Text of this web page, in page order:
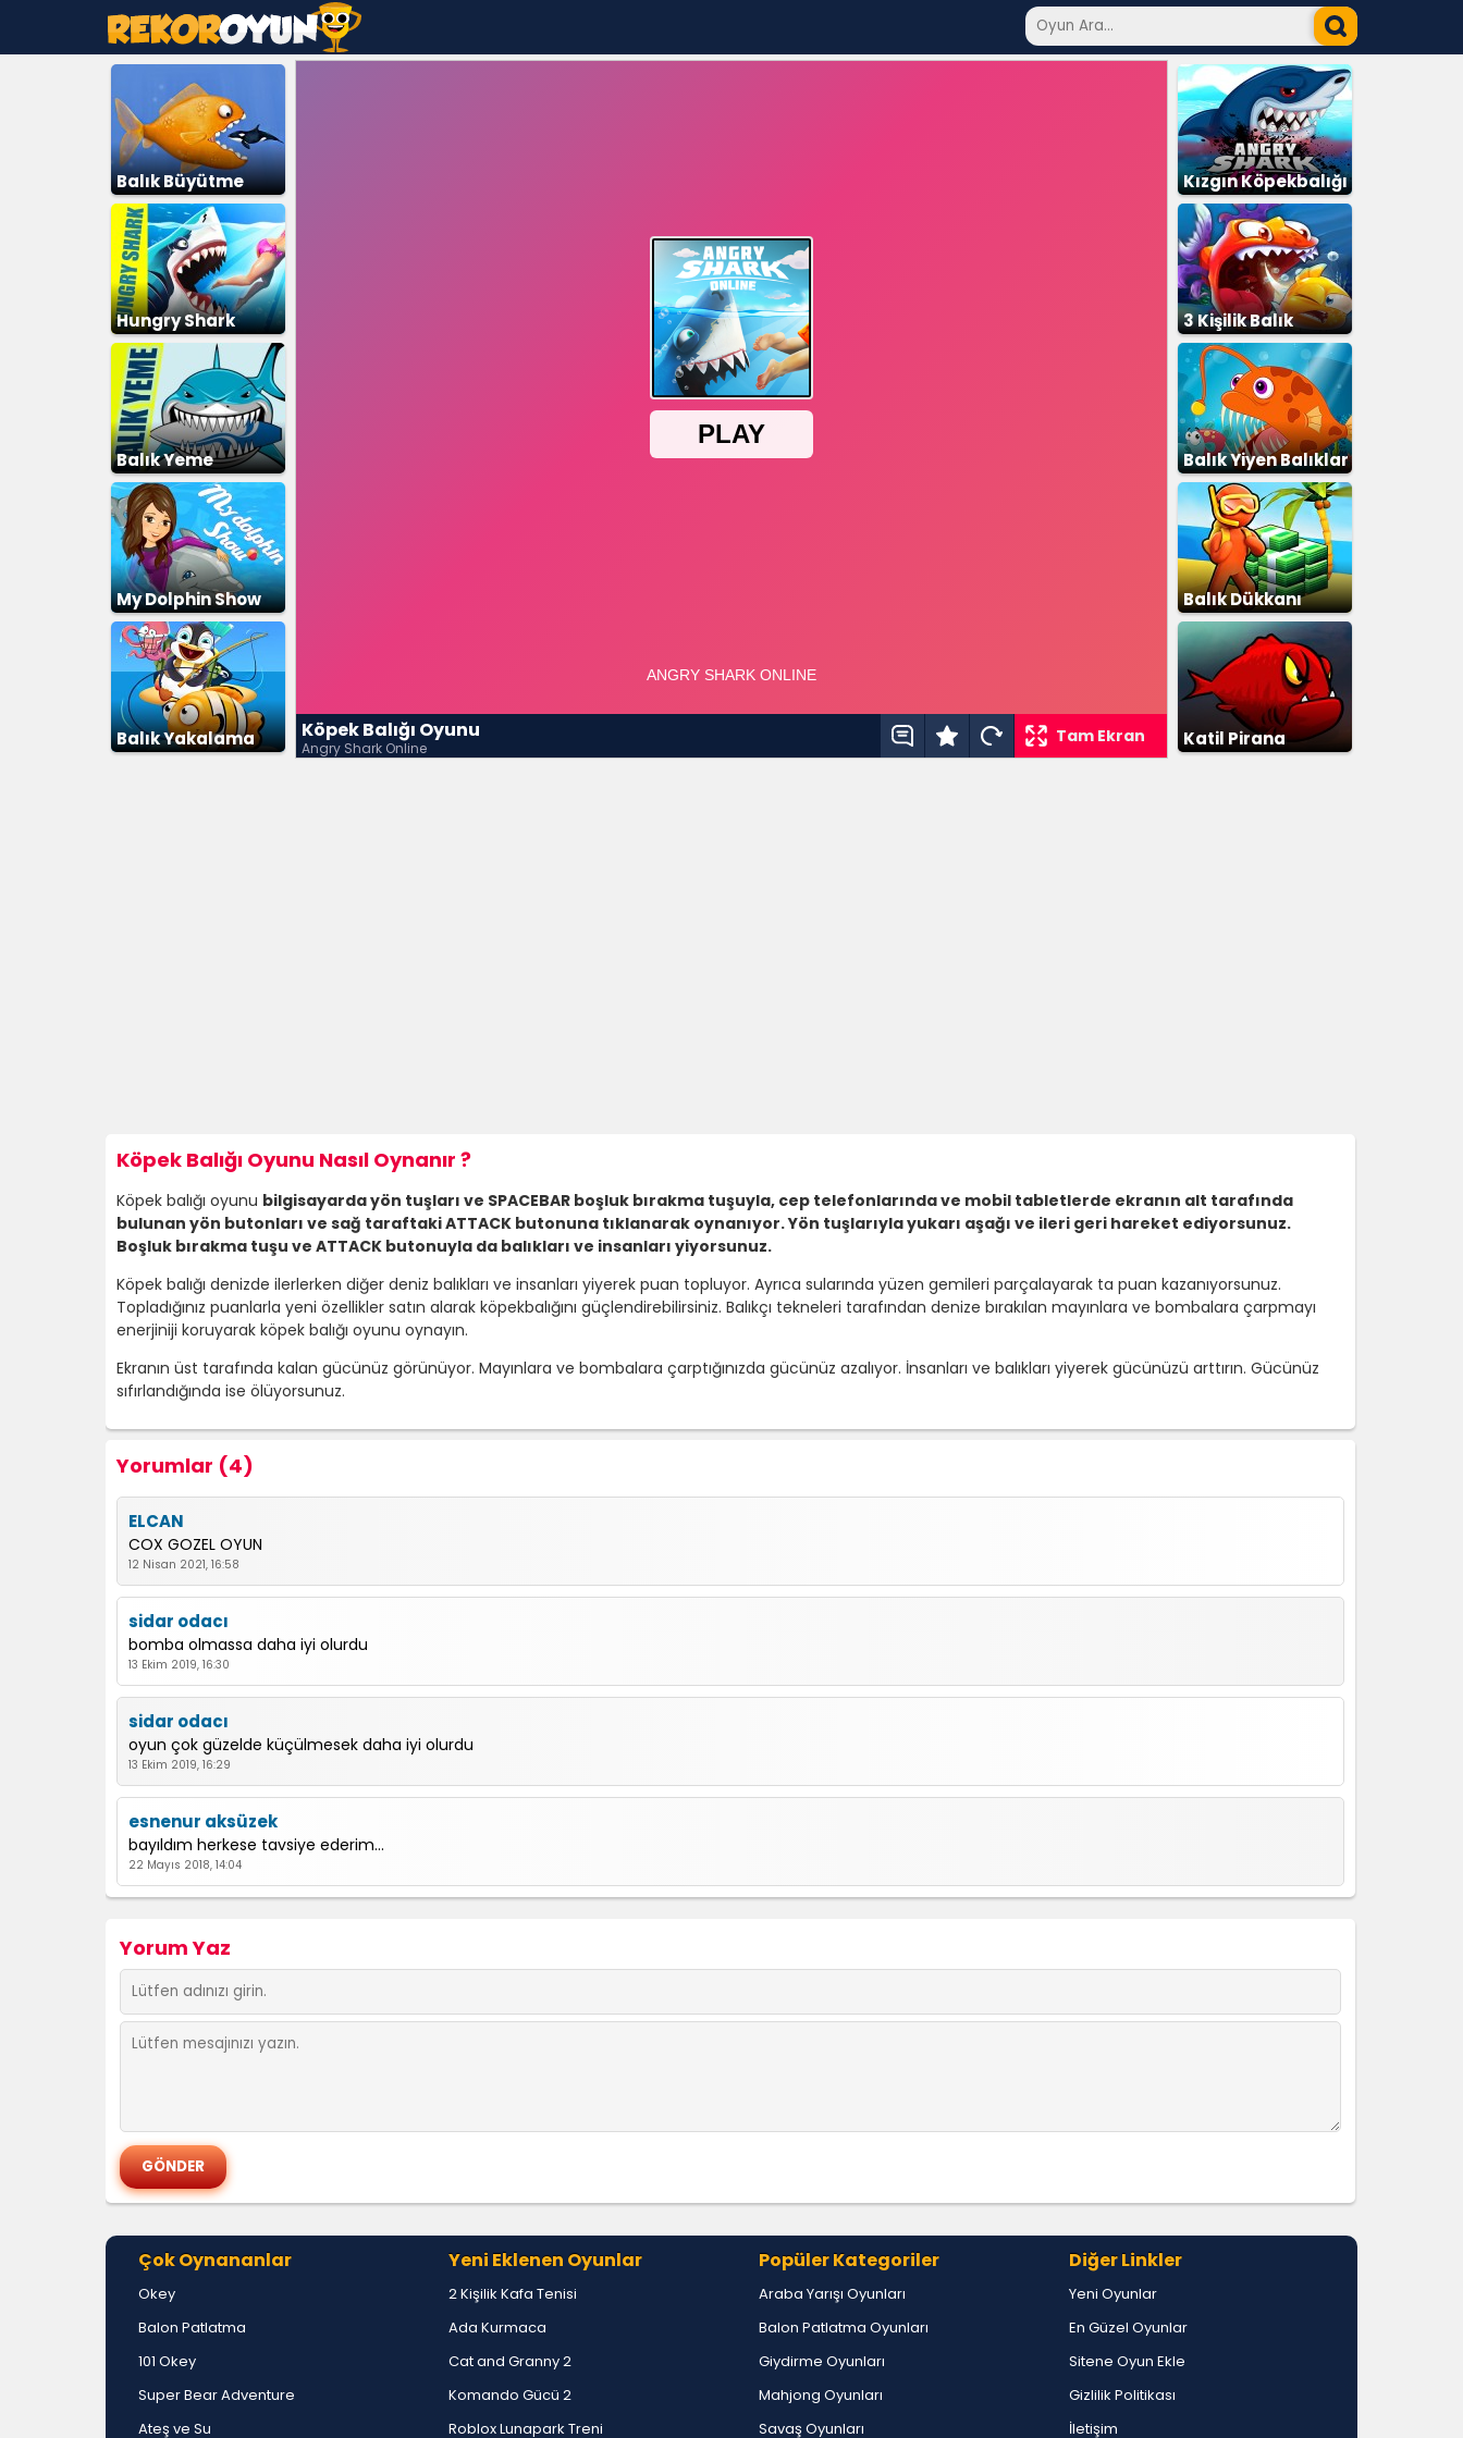
Balık Büyütme
Hungry Shark
Balık Yeme
My Dolphin Show
Balık Yakalama Köpek Balığı Oyunu
Angry Shark Online
Tam Ekran
Kızgın Köpekbalığı
3 Kişilik Balık
Balık Yiyen Balıklar
Balık Dükkanı
Katil Pirana
Köpek Balığı Oyunu Nasıl Oynanır ?
Köpek balığı oyunu bilgisayarda yön tuşları ve SPACEBAR boşluk bırakma tuşuyla, cep telefonlarında ve mobil tabletlerde ekranın alt tarafında
bulunan yön butonları ve sağ taraftaki ATTACK butonuna tıklanarak oynanıyor. Yön tuşlarıyla yukarı aşağı ve ileri geri hareket ediyorsunuz.
Boşluk bırakma tuşu ve ATTACK butonuyla da balıkları ve insanları yiyorsunuz.
Köpek balığı denizde ilerlerken diğer deniz balıkları ve insanları yiyerek puan topluyor. Ayrıca sularında yüzen gemileri parçalayarak ta puan kazanıyorsunuz.
Topladığınız puanlarla yeni özellikler satın alarak köpekbalığını güçlendirebilirsiniz. Balıkçı tekneleri tarafından denize bırakılan mayınlara ve bombalara çarpmayı
enerjiniji koruyarak köpek balığı oyunu oynayın.
Ekranın üst tarafında kalan gücünüz görünüyor. Mayınlara ve bombalara çarptığınızda gücünüz azalıyor. İnsanları ve balıkları yiyerek gücünüzü arttırın. Gücünüz
sıfırlandığında ise ölüyorsunuz.
Yorumlar (4)
ELCAN
COX GOZEL OYUN
12 Nisan 2021, 16:58
sidar odacı
bomba olmassa daha iyi olurdu
13 Ekim 2019, 16:30
sidar odacı
oyun çok güzelde küçülmesek daha iyi olurdu
13 Ekim 2019, 16:29
esnenur aksüzek
bayıldım herkese tavsiye ederim...
22 Mayıs 2018, 14:04
Yorum Yaz
Çok Oynananlar
Okey
Balon Patlatma
101 Okey
Super Bear Adventure
Ateş ve Su
Yeni Eklenen Oyunlar
2 Kişilik Kafa Tenisi
Ada Kurmaca
Cat and Granny 2
Komando Gücü 2
Roblox Lunapark Treni
Popüler Kategoriler
Araba Yarışı Oyunları
Balon Patlatma Oyunları
Giydirme Oyunları
Mahjong Oyunları
Savaş Oyunları
Diğer Linkler
Yeni Oyunlar
En Güzel Oyunlar
Sitene Oyun Ekle
Gizlilik Politikası
İletişim